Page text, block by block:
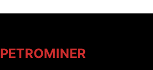
PETROMINER